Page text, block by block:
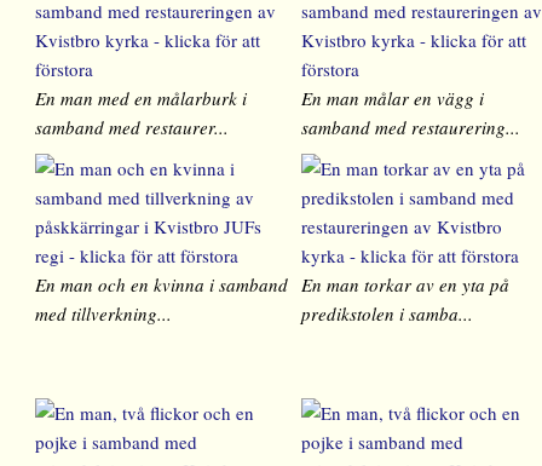
En man med en målarburk i
samband med restaurer...
En man målar en vägg i
samband med restaurering...
En man och en kvinna i samband
med tillverkning...
En man torkar av en yta på
predikstolen i samba...